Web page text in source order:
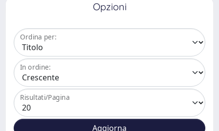
Opzioni
Ordina per:
In ordine:
Risultati/Pagina